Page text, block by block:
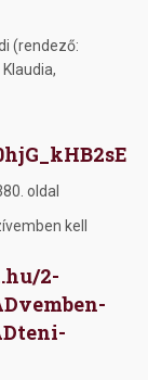
(rendező:
oldal
kell
2-